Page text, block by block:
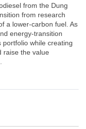
from the Dung
from research
a lower-carbon fuel. As
energy-transition
portfolio while creating
raise the value